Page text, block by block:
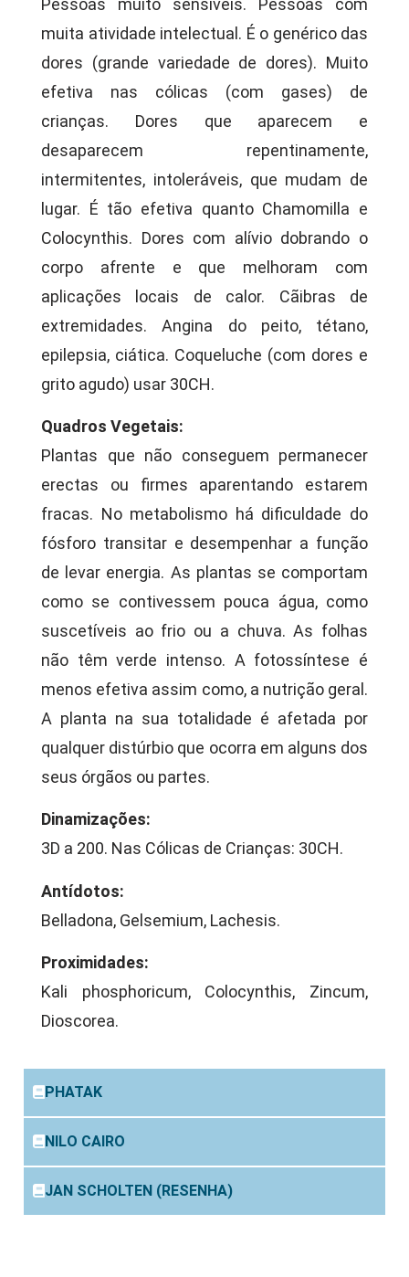
Pessoas muito sensíveis. Pessoas com
muita atividade intelectual. É o genérico das
dores (grande variedade de dores). Muito
efetiva nas cólicas (com gases) de
crianças. Dores que aparecem e
desaparecem repentinamente,
intermitentes, intoleráveis, que mudam de
lugar. É tão efetiva quanto Chamomilla e
Colocynthis. Dores com alívio dobrando o
corpo afrente e que melhoram com
aplicações locais de calor. Cãibras de
extremidades. Angina do peito, tétano,
epilepsia, ciática. Coqueluche (com dores e
grito agudo) usar 30CH.
Quadros Vegetais:
Plantas que não conseguem permanecer
erectas ou firmes aparentando estarem
fracas. No metabolismo há dificuldade do
fósforo transitar e desempenhar a função
de levar energia. As plantas se comportam
como se contivessem pouca água, como
suscetíveis ao frio ou a chuva. As folhas
não têm verde intenso. A fotossíntese é
menos efetiva assim como, a nutrição geral.
A planta na sua totalidade é afetada por
qualquer distúrbio que ocorra em alguns dos
seus órgãos ou partes.
Dinamizações:
3D a 200. Nas Cólicas de Crianças: 30CH.
Antídotos:
Belladona, Gelsemium, Lachesis.
Proximidades:
Kali phosphoricum, Colocynthis, Zincum,
Dioscorea.
PHATAK
NILO CAIRO
JAN SCHOLTEN (RESENHA)